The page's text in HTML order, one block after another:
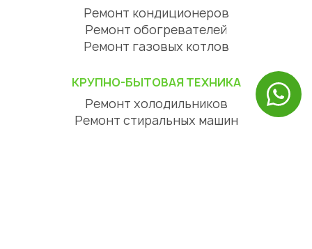
Ремонт кондиционеров
Ремонт обогревателей
Ремонт газовых котлов
КРУПНО-БЫТОВАЯ ТЕХНИКА
Ремонт холодильников
Ремонт стиральных машин